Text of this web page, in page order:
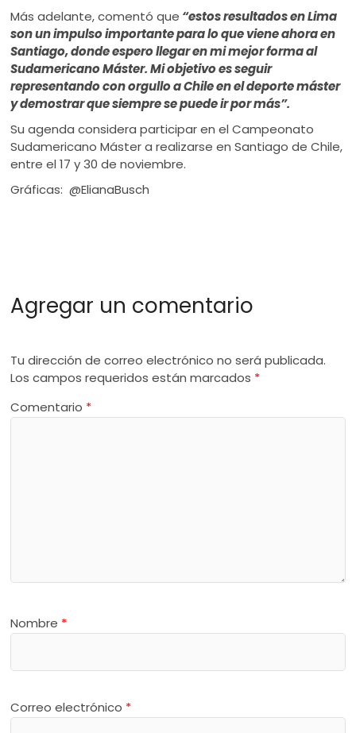
Más adelante, comentó que “estos resultados en Lima
son un impulso importante para lo que viene ahora en
Santiago, donde espero llegar en mi mejor forma al
Sudamericano Máster. Mi objetivo es seguir
representando con orgullo a Chile en el deporte máster
y demostrar que siempre se puede ir por más”.
Su agenda considera participar en el Campeonato
Sudamericano Máster a realizarse en Santiago de Chile,
entre el 17 y 30 de noviembre.
Gráficas: @ElianaBusch
Agregar un comentario
Tu dirección de correo electrónico no será publicada.
Los campos requeridos están marcados *
Comentario *
Nombre *
Correo electrónico *